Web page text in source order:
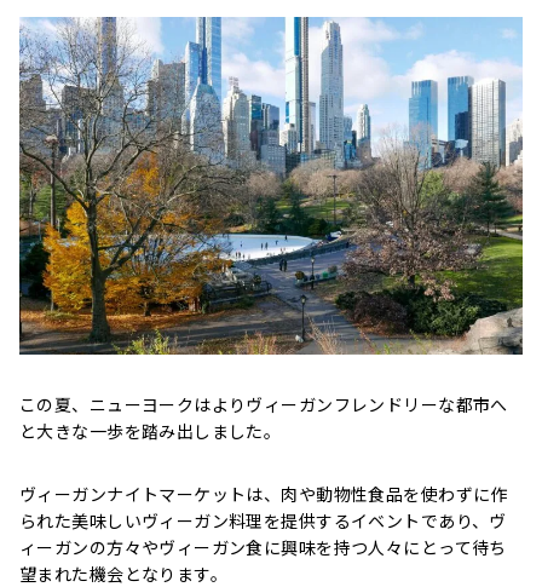
この夏、ニューヨークはよりヴィーガンフレンドリーな都市へ
と大きな一歩を踏み出しました。
ヴィーガンナイトマーケットは、肉や動物性食品を使わずに作
られた美味しいヴィーガン料理を提供するイベントであり、ヴ
ィーガンの方々やヴィーガン食に興味を持つ人々にとって待ち
望まれた機会となります。